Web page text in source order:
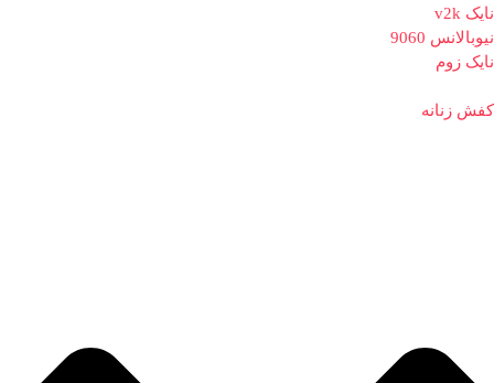
نایک v2k
نیوبالانس 9060
نایک زوم
کفش زنانه